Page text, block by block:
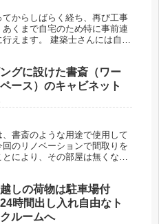
からしばらく経ち、再び工事
くまで自宅のため特に事前連
えます。 建築士さんには自宅
グに設けた書斎（ワー
ース）のキャビネット
書斎のような用途で使用して
のリノベーションで間取りを
により、その部屋は無くなり
しの荷物は駐車場付
時間出し入れ自由なト
ルームへ